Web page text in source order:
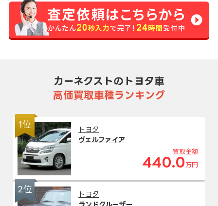
カーネクストのトヨタ車
高価買取車種ランキング
1位
トヨタ
ヴェルファイア
買取金額
440.0 万円
2位
トヨタ
ランドクルーザー